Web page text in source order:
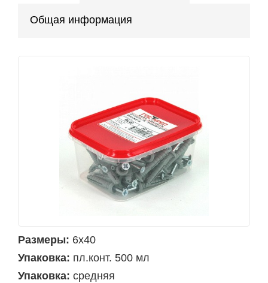
Общая информация
Размеры: 6х40
Упаковка: пл.конт. 500 мл
Упаковка: средняя